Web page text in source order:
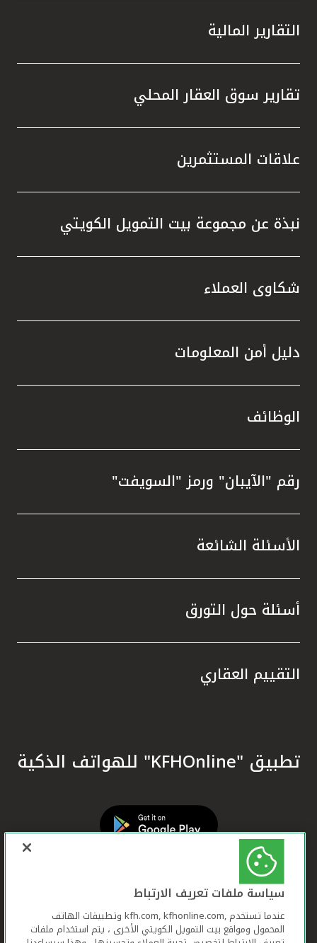
التقارير المالية
تقارير سوق العقار المحلي
علاقات المستثمرين
نبذة عن مجموعة بيت التمويل الكويتي
شكاوى العملاء
دليل أمن المعلومات
الوظائف
رقم "الآيبان" ورمز "السويفت"
الأسئلة الشائعة
أسئلة حول التورق
التقييم العقاري
تطبيق "KFHOnline" للهواتف الذكية
سياسة ملفات تعريف الارتباط
عندما تستخدم ,kfh.com, kfhonline.com وتطبيقات الهاتف
المحمول ومواقع بيت التمويل الكويتي الأخرى ، يتم استخدام ملفات